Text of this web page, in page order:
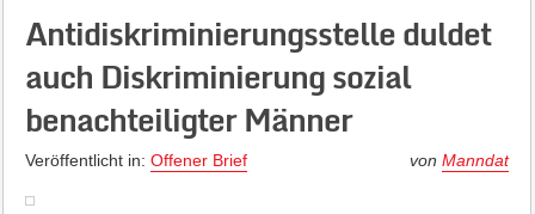
Antidiskriminierungsstelle duldet
auch Diskriminierung sozial
benachteiligter Männer
Veröffentlicht in: Offener Brief vonManndat